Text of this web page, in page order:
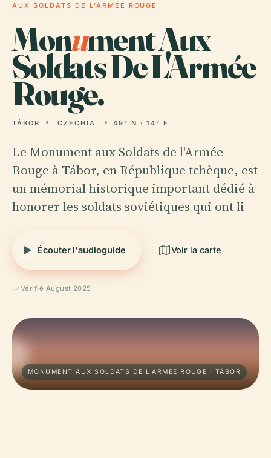
AUX SOLDATS DE L'ARMÉE ROUGE
Monument Aux
Soldats De L'Armée
Rouge.
TÁBOR CZECHIA 49° N · 14° E
Le Monument aux Soldats de l'Armée
Rouge à Tábor, en République tchèque, est
un mémorial historique important dédié à
honorer les soldats soviétiques qui ont li
Écouter l'audioguide Voir la carte
Vérifié August 2025
MONUMENT AUX SOLDATS DE L'ARMÉE ROUGE · TÁBOR